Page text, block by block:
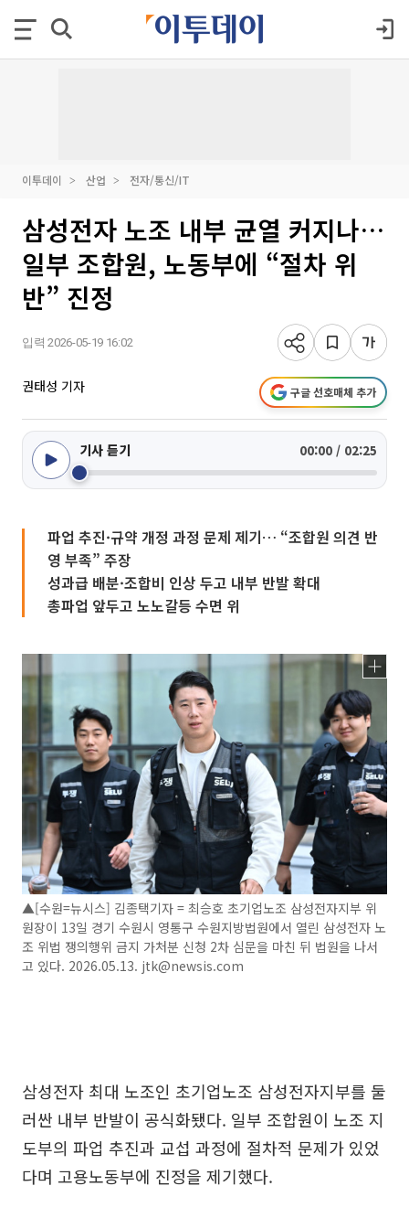
이투데이 산업 전자/통신/IT
삼성전자 노조 내부 균열 커지나…
일부 조합원, 노동부에 “절차 위
반” 진정
입력 2026-05-19 16:02
권태성 기자 구글 선호매체 추가
기사 듣기 00:00 / 02:25
파업 추진·규약 개정 과정 문제 제기… “조합원 의견 반
영 부족” 주장
성과급 배분·조합비 인상 두고 내부 반발 확대
총파업 앞두고 노노갈등 수면 위
▲[수원=뉴시스] 김종택기자 = 최승호 초기업노조 삼성전자지부 위
원장이 13일 경기 수원시 영통구 수원지방법원에서 열린 삼성전자 노
조 위법 쟁의행위 금지 가처분 신청 2차 심문을 마친 뒤 법원을 나서
고 있다. 2026.05.13. jtk@newsis.com
삼성전자 최대 노조인 초기업노조 삼성전자지부를 둘
러싼 내부 반발이 공식화됐다. 일부 조합원이 노조 지
도부의 파업 추진과 교섭 과정에 절차적 문제가 있었
다며 고용노동부에 진정을 제기했다.